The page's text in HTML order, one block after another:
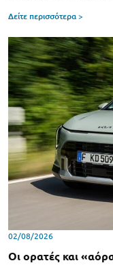
Δείτε περισσότερα >
02/08/2026
Οι ορατές και